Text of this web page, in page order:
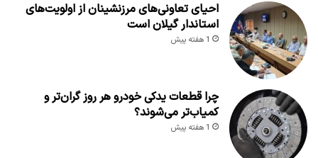
احیای تعاونی‌های مرزنشینان از اولویت‌های
استاندار گیلان است
1 هفته پیش
چرا قطعات یدکی خودرو هر روز گران‌تر و
کمیاب‌تر می‌شوند؟
1 هفته پیش